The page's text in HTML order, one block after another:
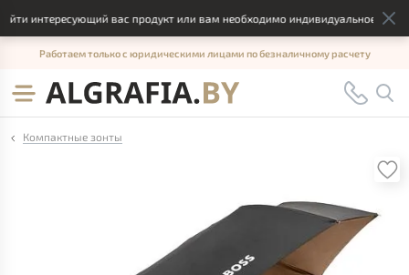
интересующий вас продукт или вам необходимо индивидуальное
Работаем только с юридическими лицами по безналичному расчету
Компактные зонты